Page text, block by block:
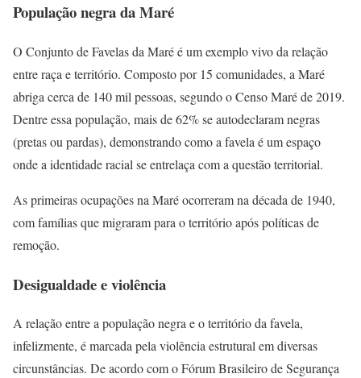
População negra da Maré
O Conjunto de Favelas da Maré é um exemplo vivo da relação
entre raça e território. Composto por 15 comunidades, a Maré
abriga cerca de 140 mil pessoas, segundo o Censo Maré de 2019.
Dentre essa população, mais de 62% se autodeclaram negras
(pretas ou pardas), demonstrando como a favela é um espaço
onde a identidade racial se entrelaça com a questão territorial.
As primeiras ocupações na Maré ocorreram na década de 1940,
com famílias que migraram para o território após políticas de
remoção.
Desigualdade e violência
A relação entre a população negra e o território da favela,
infelizmente, é marcada pela violência estrutural em diversas
circunstâncias. De acordo com o Fórum Brasileiro de Segurança